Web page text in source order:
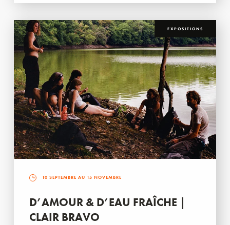
EXPOSITIONS
10 SEPTEMBRE AU 15 NOVEMBRE
D’AMOUR & D’EAU FRAÎCHE |
CLAIR BRAVO